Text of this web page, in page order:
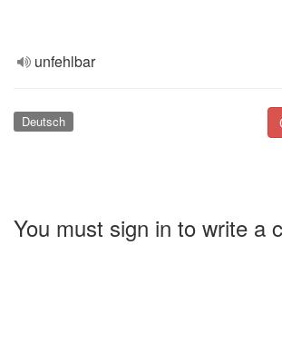
unfehlbar
Deutsch
You must sign in to write a